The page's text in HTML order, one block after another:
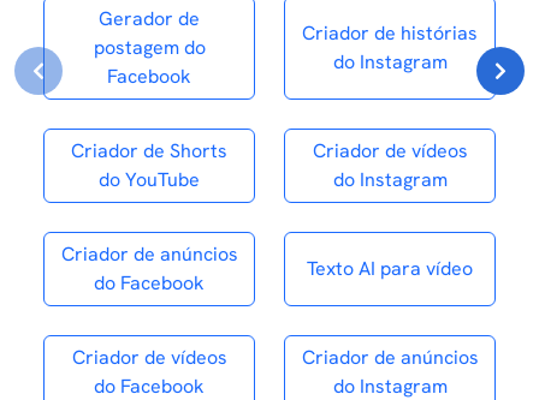
Gerador de
postagem do
Facebook
Criador de histórias
do Instagram
Criador de Shorts
do YouTube
Criador de vídeos
do Instagram
Criador de anúncios
do Facebook
Texto AI para vídeo
Criador de vídeos
do Facebook
Criador de anúncios
do Instagram